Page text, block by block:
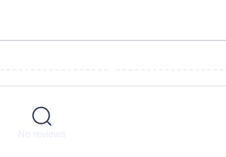
No reviews